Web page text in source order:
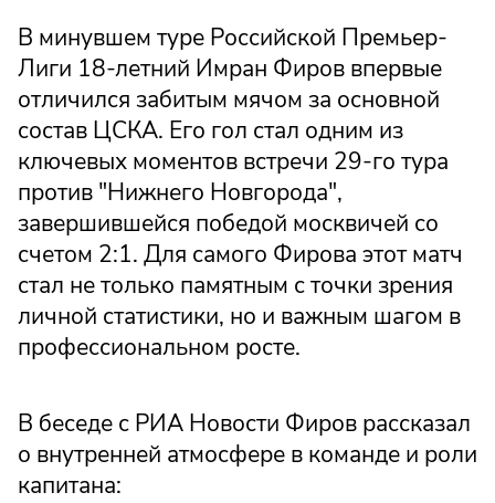
В минувшем туре Российской Премьер-
Лиги 18-летний Имран Фиров впервые
отличился забитым мячом за основной
состав ЦСКА. Его гол стал одним из
ключевых моментов встречи 29-го тура
против "Нижнего Новгорода",
завершившейся победой москвичей со
счетом 2:1. Для самого Фирова этот матч
стал не только памятным с точки зрения
личной статистики, но и важным шагом в
профессиональном росте.
В беседе с РИА Новости Фиров рассказал
о внутренней атмосфере в команде и роли
капитана: